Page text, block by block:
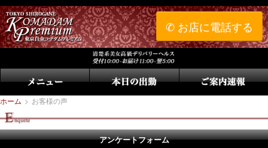
✆ お店に電話する
ホーム > お客様の声
アンケートフォーム